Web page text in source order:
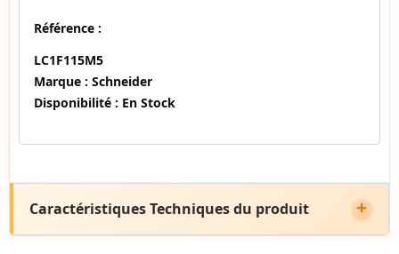
Référence :
LC1F115M5
Marque : Schneider
Disponibilité : En Stock
Caractéristiques Techniques du produit